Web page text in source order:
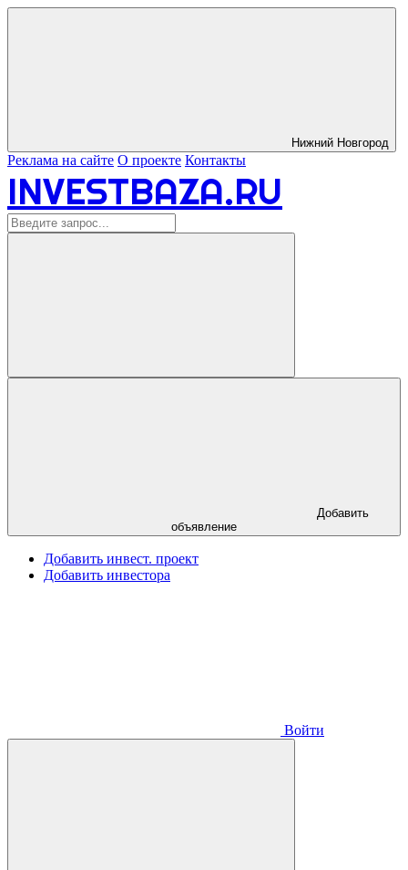
Нижний Новгород
Реклама на сайте О проекте Контакты
INVESTBAZA.RU
объявление
Добавить инвест. проект
Добавить инвестора
Войти